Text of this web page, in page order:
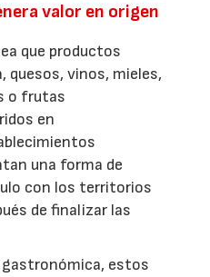
valor en origen
que productos
quesos, vinos, mieles,
o frutas
en
una forma de
con los territorios
de finalizar las
gastronómica, estos